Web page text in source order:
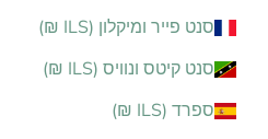
סנט פייר ומיקלון (ILS ₪)
סנט קיטס ונוויס (ILS ₪)
ספרד (ILS ₪)